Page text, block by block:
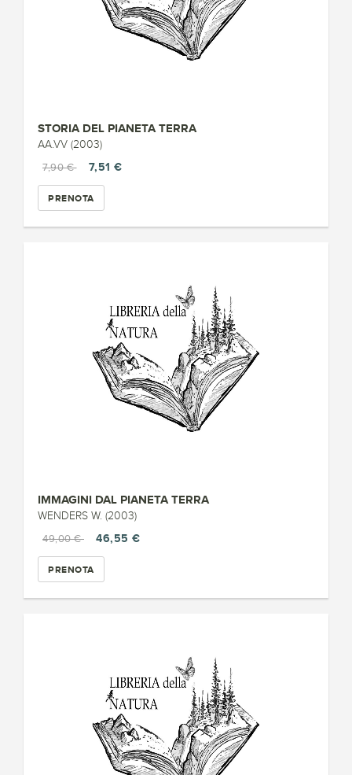
STORIA DEL PIANETA TERRA
AA.VV (2003)
7,90 €
7,51 €
PRENOTA
IMMAGINI DAL PIANETA TERRA
WENDERS W. (2003)
49,00 €
46,55 €
PRENOTA